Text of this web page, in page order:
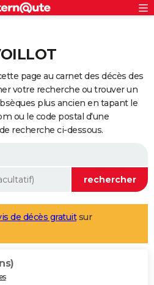
page au carnet des décès des
votre recherche ou trouver un
plus ancien en tapant le
ou le code postal d'une
recherche ci-dessous.
de décès gratuitsur